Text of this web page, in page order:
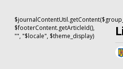
$footerContent.getArticleId(),
"", "$locale", $theme_display)